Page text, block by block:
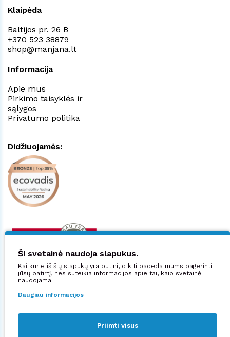
Klaipėda
Baltijos pr. 26 B
+370 523 38879
shop@manjana.lt
Informacija
Apie mus
Pirkimo taisyklės ir
sąlygos
Privatumo politika
Didžiuojamės:
Ši svetainė naudoja slapukus.
Kai kurie iš šių slapukų yra būtini, o kiti padeda mums pagerinti
jūsų patirtį, nes suteikia informacijos apie tai, kaip svetainė
naudojama.
Daugiau informacijos
Priimti visus